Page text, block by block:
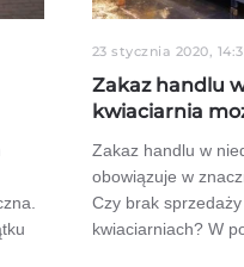
23 stycznia 2020,
Zakaz handlu
kwiaciarnia
Zakaz handlu w
obowiązuje w
Czy brak
kwiaciarniach? W